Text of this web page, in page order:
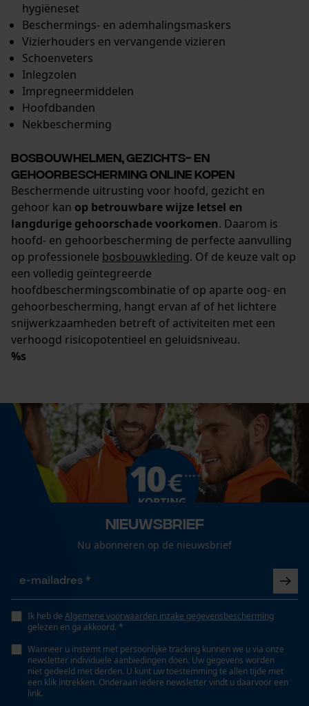
hygiëneset
Beschermings- en ademhalingsmaskers
Vizierhouders en vervangende vizieren
Schoenveters
Inlegzolen
Impregneermiddelen
Hoofdbanden
Nekbescherming
Bosbouwhelmen, gezichts- en
gehoorbescherming online kopen
Beschermende uitrusting voor hoofd, gezicht en
gehoor kan op betrouwbare wijze letsel en
langdurige gehoorschade voorkomen. Daarom is
hoofd- en gehoorbescherming de perfecte aanvulling
op professionele bosbouwkleding. Of de keuze valt op
een volledig geïntegreerde
hoofdbeschermingscombinatie of op aparte oog- en
gehoorbescherming, hangt ervan af of het lichtere
snijwerkzaamheden betreft of activiteiten met een
verhoogd risicopotentieel en geluidsniveau.
%s
Nieuwsbrief
Nu abonneren op de nieuwsbrief
Ik heb de Algemene voorwaarden inzake gegevensbescherming
gelezen en ga akkoord. *
Wanneer u instemt met persoonlijke tracking kunnen we u via onze
newsletter individuele aanbiedingen doen. Uw gegevens worden
niet gedeeld met derden. U kunt uw toestemming te allen tijde met
een klik intrekken. Onderaan iedere newsletter vindt u daarvoor een
link.